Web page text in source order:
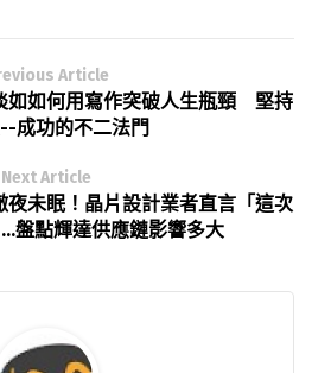
Article
如如何用寫作突破人生瓶頸 堅持
成功的不二法門
Next Article
未眠！晶片設計業者直言「這次
盤點輝達供應鏈影響多大